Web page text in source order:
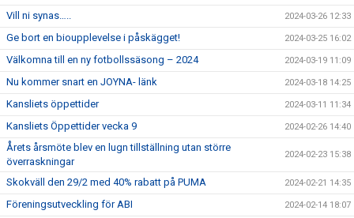
Vill ni synas….. 2024-03-26 12:33
Ge bort en bioupplevelse i påskägget! 2024-03-25 16:02
Välkomna till en ny fotbollssäsong – 2024 2024-03-19 11:09
Nu kommer snart en JOYNA- länk 2024-03-18 14:25
Kansliets öppettider 2024-03-11 11:34
Kansliets Öppettider vecka 9 2024-02-26 14:40
Årets årsmöte blev en lugn tillställning utan större
överraskningar
2024-02-23 15:38
Skokväll den 29/2 med 40% rabatt på PUMA 2024-02-21 14:35
Föreningsutveckling för ABI 2024-02-14 18:07